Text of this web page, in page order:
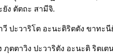
ง ตัตถะ สามีจิ.
ปะวาริโต อะนะติริตตัง ขาทะนี
ตตาวิง ปะวาริตัง อะนะติ ริตเ